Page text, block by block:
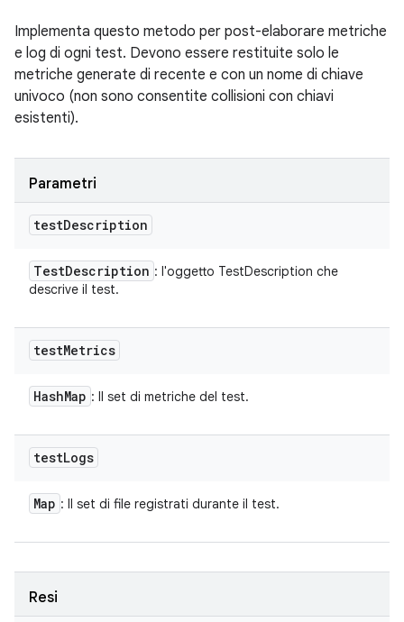
Implementa questo metodo per post-elaborare metriche
e log di ogni test. Devono essere restituite solo le
metriche generate di recente e con un nome di chiave
univoco (non sono consentite collisioni con chiavi
esistenti).
Parametri
testDescription
TestDescription : l'oggetto TestDescription che
descrive il test.
testMetrics
HashMap : Il set di metriche del test.
testLogs
Map : Il set di file registrati durante il test.
Resi